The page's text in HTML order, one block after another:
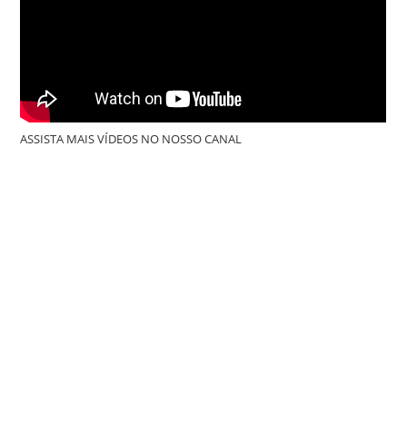
ASSISTA MAIS VÍDEOS NO NOSSO CANAL